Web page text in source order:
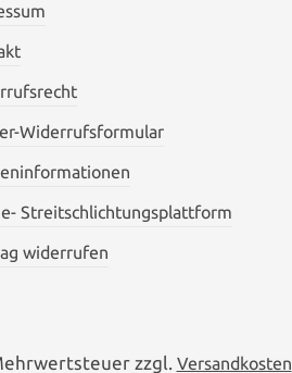
Widerrufsformular
Streitschlichtungsplattform
widerrufen
zzgl. Versandkosten